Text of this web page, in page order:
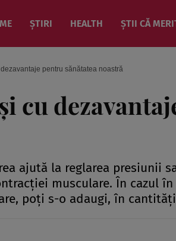
ȘTIRI HEALTH ȘTII CĂ
pentru sănătatea noastră
cu
ajută la reglarea presiunii
musculare. În cazul
poţi s-o adaugi, în